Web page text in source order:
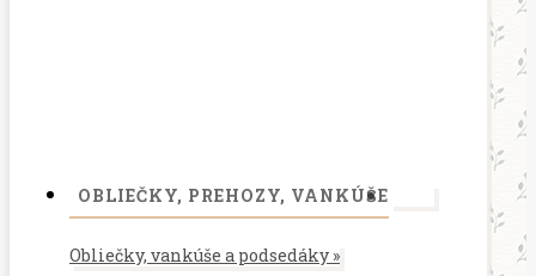
OBLIEČKY, PREHOZY, VANKÚŠE
Obliečky, vankúše a podsedáky »